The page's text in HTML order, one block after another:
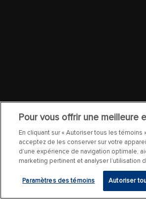
Pour vous offrir une meilleure
En cliquant sur « Autoriser tous les témoins
acceptez de les conserver sur votre
d’une expérience de navigation optimale,
marketing pertinent et analyser l’utilisation
Paramètres des témoins Autoriser